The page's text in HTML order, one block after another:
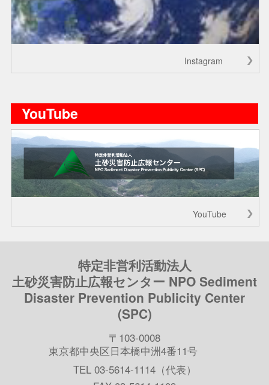
Instagram
YouTube
YouTube
特定非営利活動法人
土砂災害防止広報センター NPO Sediment
Disaster Prevention Publicity Center
(SPC)
〒103-0008
東京都中央区日本橋中洲4番11号
TEL 03-5614-1114（代表）